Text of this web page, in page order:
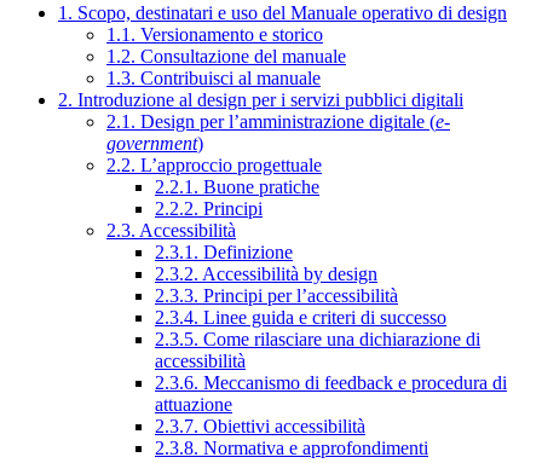
1. Scopo, destinatari e uso del Manuale operativo di design
1.1. Versionamento e storico
1.2. Consultazione del manuale
1.3. Contribuisci al manuale
2. Introduzione al design per i servizi pubblici digitali
2.1. Design per l’amministrazione digitale (e-
government)
2.2. L’approccio progettuale
2.2.1. Buone pratiche
2.2.2. Principi
2.3. Accessibilità
2.3.1. Definizione
2.3.2. Accessibilità by design
2.3.3. Principi per l’accessibilità
2.3.4. Linee guida e criteri di successo
2.3.5. Come rilasciare una dichiarazione di
accessibilità
2.3.6. Meccanismo di feedback e procedura di
attuazione
2.3.7. Obiettivi accessibilità
2.3.8. Normativa e approfondimenti